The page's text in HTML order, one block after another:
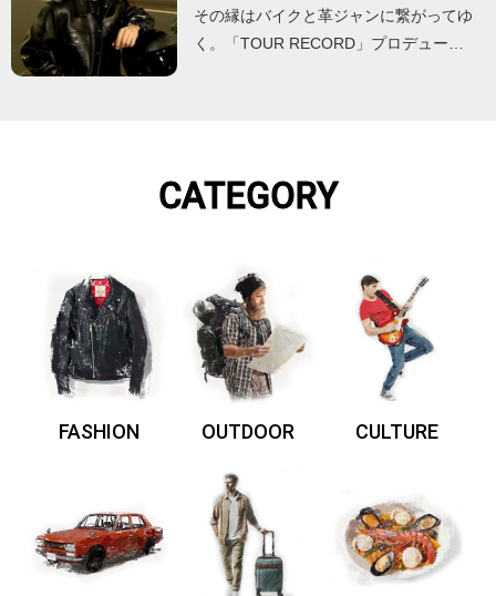
その縁はバイクと革ジャンに繋がってゆ
く。「TOUR RECORD」プロデュー…
CATEGORY
FASHION OUTDOOR CULTURE